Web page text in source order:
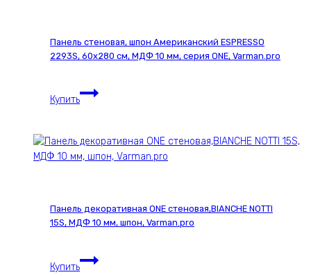
мм,
цвет
Varman.pro
Панель стеновая, шпон Американский ESPRESSO
2293S, 60х280 см, МДФ 10 мм, серия ONE, Varman.pro
Купить
Панель
стеновая,
Американский
ESPRESSO
МДФ
10
серия
ONE,
Панель декоративная ONE стеновая,BIANCHE NOTTI
15S, МДФ 10 мм, шпон, Varman.pro
Купить
Панель
декоративная